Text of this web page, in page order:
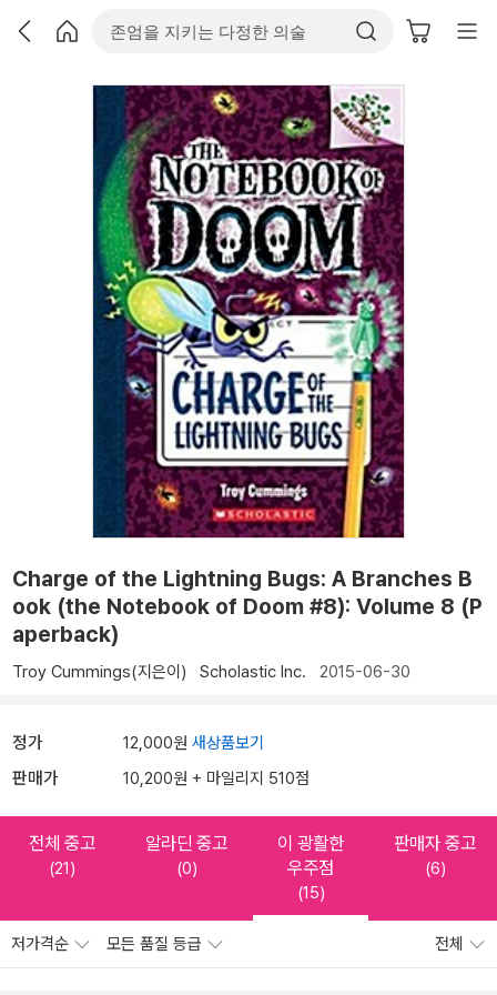
Charge of the Lightning Bugs: A Branches B
ook (the Notebook of Doom #8): Volume 8 (P
aperback)
Troy Cummings(지은이) Scholastic Inc. 2015-06-30
정가 12,000원 새상품보기
판매가 10,200원 + 마일리지 510점
전체 중고
(21)
알라딘 중고
(0)
이 광활한
우주점
(15)
판매자 중고
(6)
저가격순 모든 품질 등급 전체